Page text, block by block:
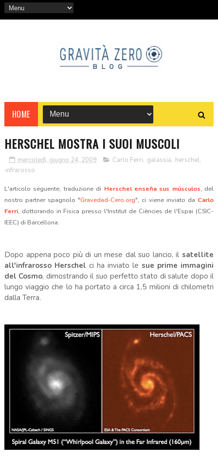
HOME
HERSCHEL MOSTRA I SUOI MUSCOLI
mercoledì, giugno 24, 2009 Carlo Ferri, galassia, herschel,
infrarosso
L'articolo seguente, traduzione di Herschel enseña sus músculos, del
nostro partner spagnolo "Gravedad-Cero.org", ci viene inviato da Carlo
Ferri, dottorando in Fisica presso l'Institut de Ciències de l'Espai (CSIC-
IEEC) di Barcellona.
Dopo appena poco più di un mese dal suo lancio, ilsatellite
all'infrarosso Herschel ci ha inviato lesue prime immagini
del Cosmo, dimostrando il suo perfetto stato di salute dopo il
lungo viaggio che lo ha portato a circa 1,5 milioni di chilometri
dalla Terra.